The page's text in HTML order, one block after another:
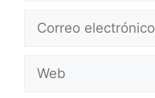
electrónico